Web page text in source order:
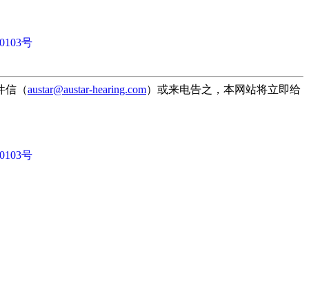
号
信（austar@austar-hearing.com）或来电告之，本网站将立即给
号